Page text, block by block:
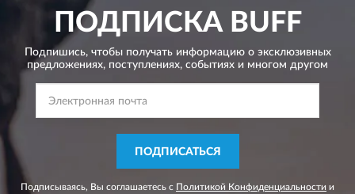
ПОДПИСКАBUFF
Подпишись, чтобы получать информацию о эксклюзивных
предложениях, поступлениях, событиях и многом другом
ПОДПИСАТЬСЯ
Подписываясь, Вы соглашаетесь с Политикой Конфиденциальности и